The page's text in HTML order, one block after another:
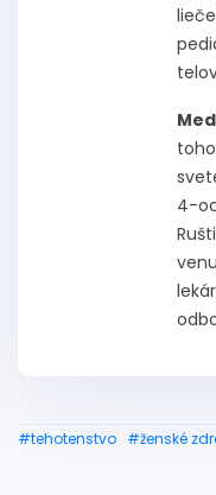
4-
#tehotenstvo #ženské